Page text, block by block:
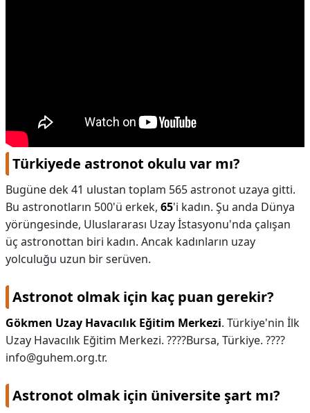
Türkiyede astronot okulu var mı?
Bugüne dek 41 ulustan toplam 565 astronot uzaya gitti.
Bu astronotların 500'ü erkek, 65'i kadın. Şu anda Dünya
yörüngesinde, Uluslararası Uzay İstasyonu'nda çalışan
üç astronottan biri kadın. Ancak kadınların uzay
yolculuğu uzun bir serüven.
Astronot olmak için kaç puan gerekir?
Gökmen Uzay Havacılık Eğitim Merkezi. Türkiye'nin İlk
Uzay Havacılık Eğitim Merkezi. ????Bursa, Türkiye. ????
info@guhem.org.tr.
Astronot olmak için üniversite şart mı?